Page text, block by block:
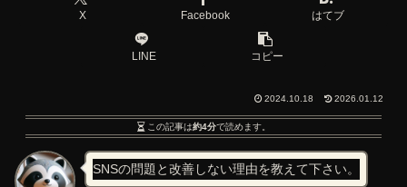
X Facebook はてブ
LINE コピー
2024.10.18 2026.01.12
この記事は約4分で読めます。
SNSの問題と改善しない理由を教えて下さい。